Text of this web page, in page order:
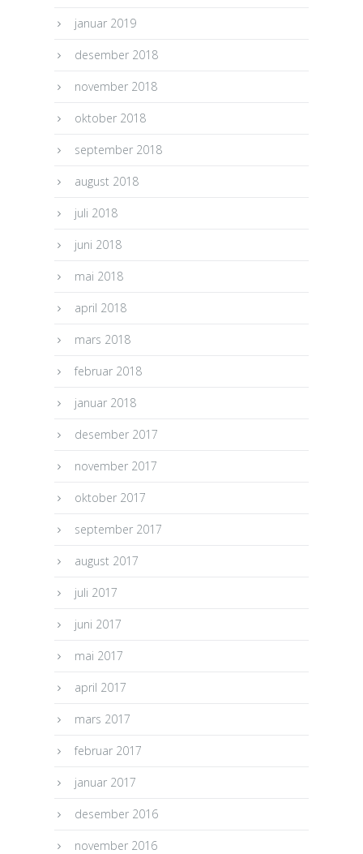
januar 2019
desember 2018
november 2018
oktober 2018
september 2018
august 2018
juli 2018
juni 2018
mai 2018
april 2018
mars 2018
februar 2018
januar 2018
desember 2017
november 2017
oktober 2017
september 2017
august 2017
juli 2017
juni 2017
mai 2017
april 2017
mars 2017
februar 2017
januar 2017
desember 2016
november 2016